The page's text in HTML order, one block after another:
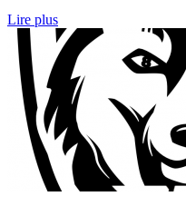
Lire plus